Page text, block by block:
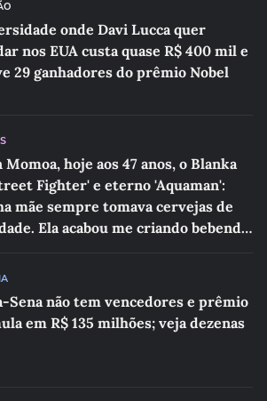
onde Davi Lucca quer
nos EUA custa quase R$ 400 mil e
29 ganhadores do prêmio Nobel
Momoa, hoje aos 47 anos, o Blanka
Fighter' e eterno 'Aquaman':
mãe sempre tomava cervejas de
Ela acabou me criando bebendo
Sena não tem vencedores e prêmio
em R$ 135 milhões; veja dezenas